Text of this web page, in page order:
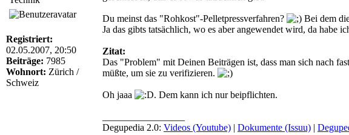
Registriert:
02.05.2007, 20:50
Beiträge: 7985
Wohnort: Zürich /
Schweiz
Du meinst das "Rohkost"-Pelletpressverfahren?
Bei dem
Ja das gibts tatsächlich, wo es aber angewendet wird, da habe
Zitat:
Das "Problem" mit Deinen Beiträgen ist, dass man sich nach
müßte, um sie zu verifizieren.
Oh jaaa . Dem kann ich nur beipflichten.
Degupedia 2.0: Videos (Youtube) | Dokumente (Issuu) |